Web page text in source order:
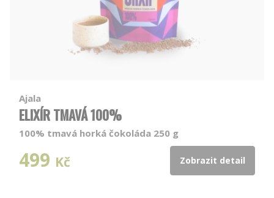
Ajala
ELIXÍR TMAVÁ 100%
100% tmavá horká čokoláda 250 g
499 Kč Zobrazit detail